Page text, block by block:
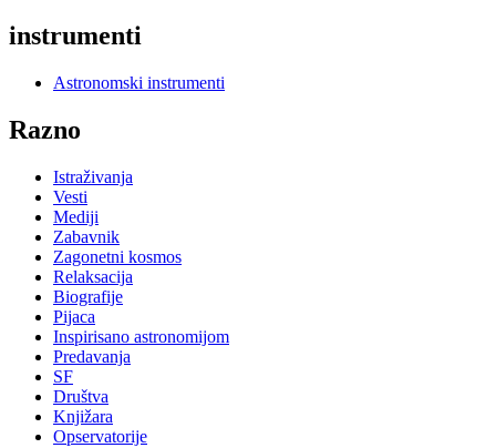
instrumenti
Astronomski instrumenti
Razno
Istraživanja
Vesti
Mediji
Zabavnik
Zagonetni kosmos
Relaksacija
Biografije
Pijaca
Inspirisano astronomijom
Predavanja
SF
Društva
Knjižara
Opservatorije